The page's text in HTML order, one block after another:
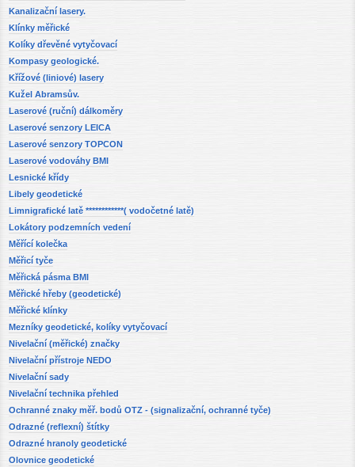
Kanalizační lasery.
Klínky měřické
Kolíky dřevěné vytyčovací
Kompasy geologické.
Křížové (liniové) lasery
Kužel Abramsův.
Laserové (ruční) dálkoměry
Laserové senzory LEICA
Laserové senzory TOPCON
Laserové vodováhy BMI
Lesnické křídy
Libely geodetické
Limnigrafické latě ************( vodočetné latě)
Lokátory podzemních vedení
Měřící kolečka
Měřicí tyče
Měřická pásma BMI
Měřické hřeby (geodetické)
Měřické klínky
Mezníky geodetické, kolíky vytyčovací
Nivelační (měřické) značky
Nivelační přístroje NEDO
Nivelační sady
Nivelační technika přehled
Ochranné znaky měř. bodů OTZ - (signalizační, ochranné tyče)
Odrazné (reflexní) štítky
Odrazné hranoly geodetické
Olovnice geodetické